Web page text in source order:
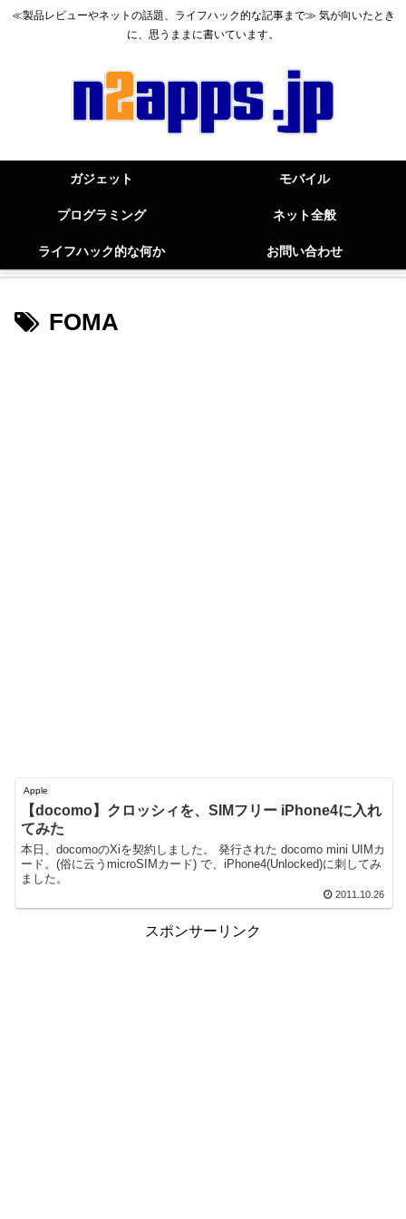
≪製品レビューやネットの話題、ライフハック的な記事まで≫ 気が向いたとき
に、思うままに書いています。
ガジェット モバイル
プログラミング ネット全般
ライフハック的な何か お問い合わせ
FOMA
Apple
【docomo】クロッシィを、SIMフリー iPhone4に入れ
てみた
本日、docomoのXiを契約しました。 発行された docomo mini UIMカ
ード。(俗に云うmicroSIMカード) で、iPhone4(Unlocked)に刺してみ
ました。
2011.10.26
スポンサーリンク